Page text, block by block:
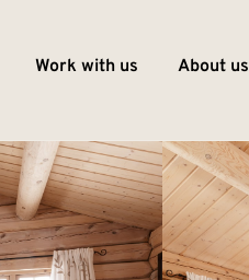
Work with us About us